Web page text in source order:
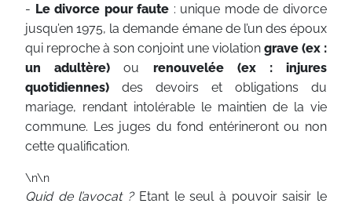
- Le divorce pour faute : unique mode de divorce
jusqu’en 1975, la demande émane de l’un des époux
qui reproche à son conjoint une violation grave (ex :
un adultère)
ou
renouvelée (ex : injures
quotidiennes) des devoirs et obligations du
mariage, rendant intolérable le maintien de la vie
commune. Les juges du fond entérineront ou non
cette qualification.
\n\n
Quid de l’avocat ?Etant le seul à pouvoir saisir le